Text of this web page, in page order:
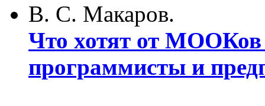
В. С. Макаров.
Что хотят от МООКов
программисты и